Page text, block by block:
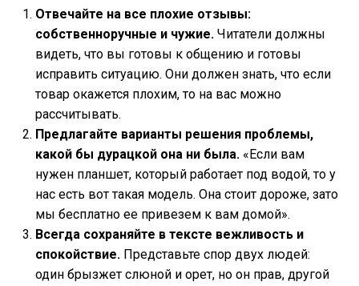
Отвечайте на все плохие отзывы:
собственноручные и чужие. Читатели должны
видеть, что вы готовы к общению и готовы
исправить ситуацию. Они должен знать, что если
товар окажется плохим, то на вас можно
рассчитывать.
Предлагайте варианты решения проблемы,
какой бы дурацкой она ни была. «Если вам
нужен планшет, который работает под водой, то у
нас есть вот такая модель. Она стоит дороже, зато
мы бесплатно ее привезем к вам домой».
Всегда сохраняйте в тексте вежливость и
спокойствие. Представьте спор двух людей:
один брызжет слюной и орет, но он прав, другой